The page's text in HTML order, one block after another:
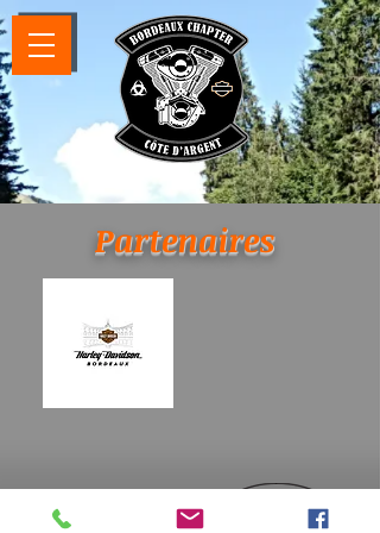
Partenaires